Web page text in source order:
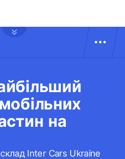
на
Inter Cars Ukraine